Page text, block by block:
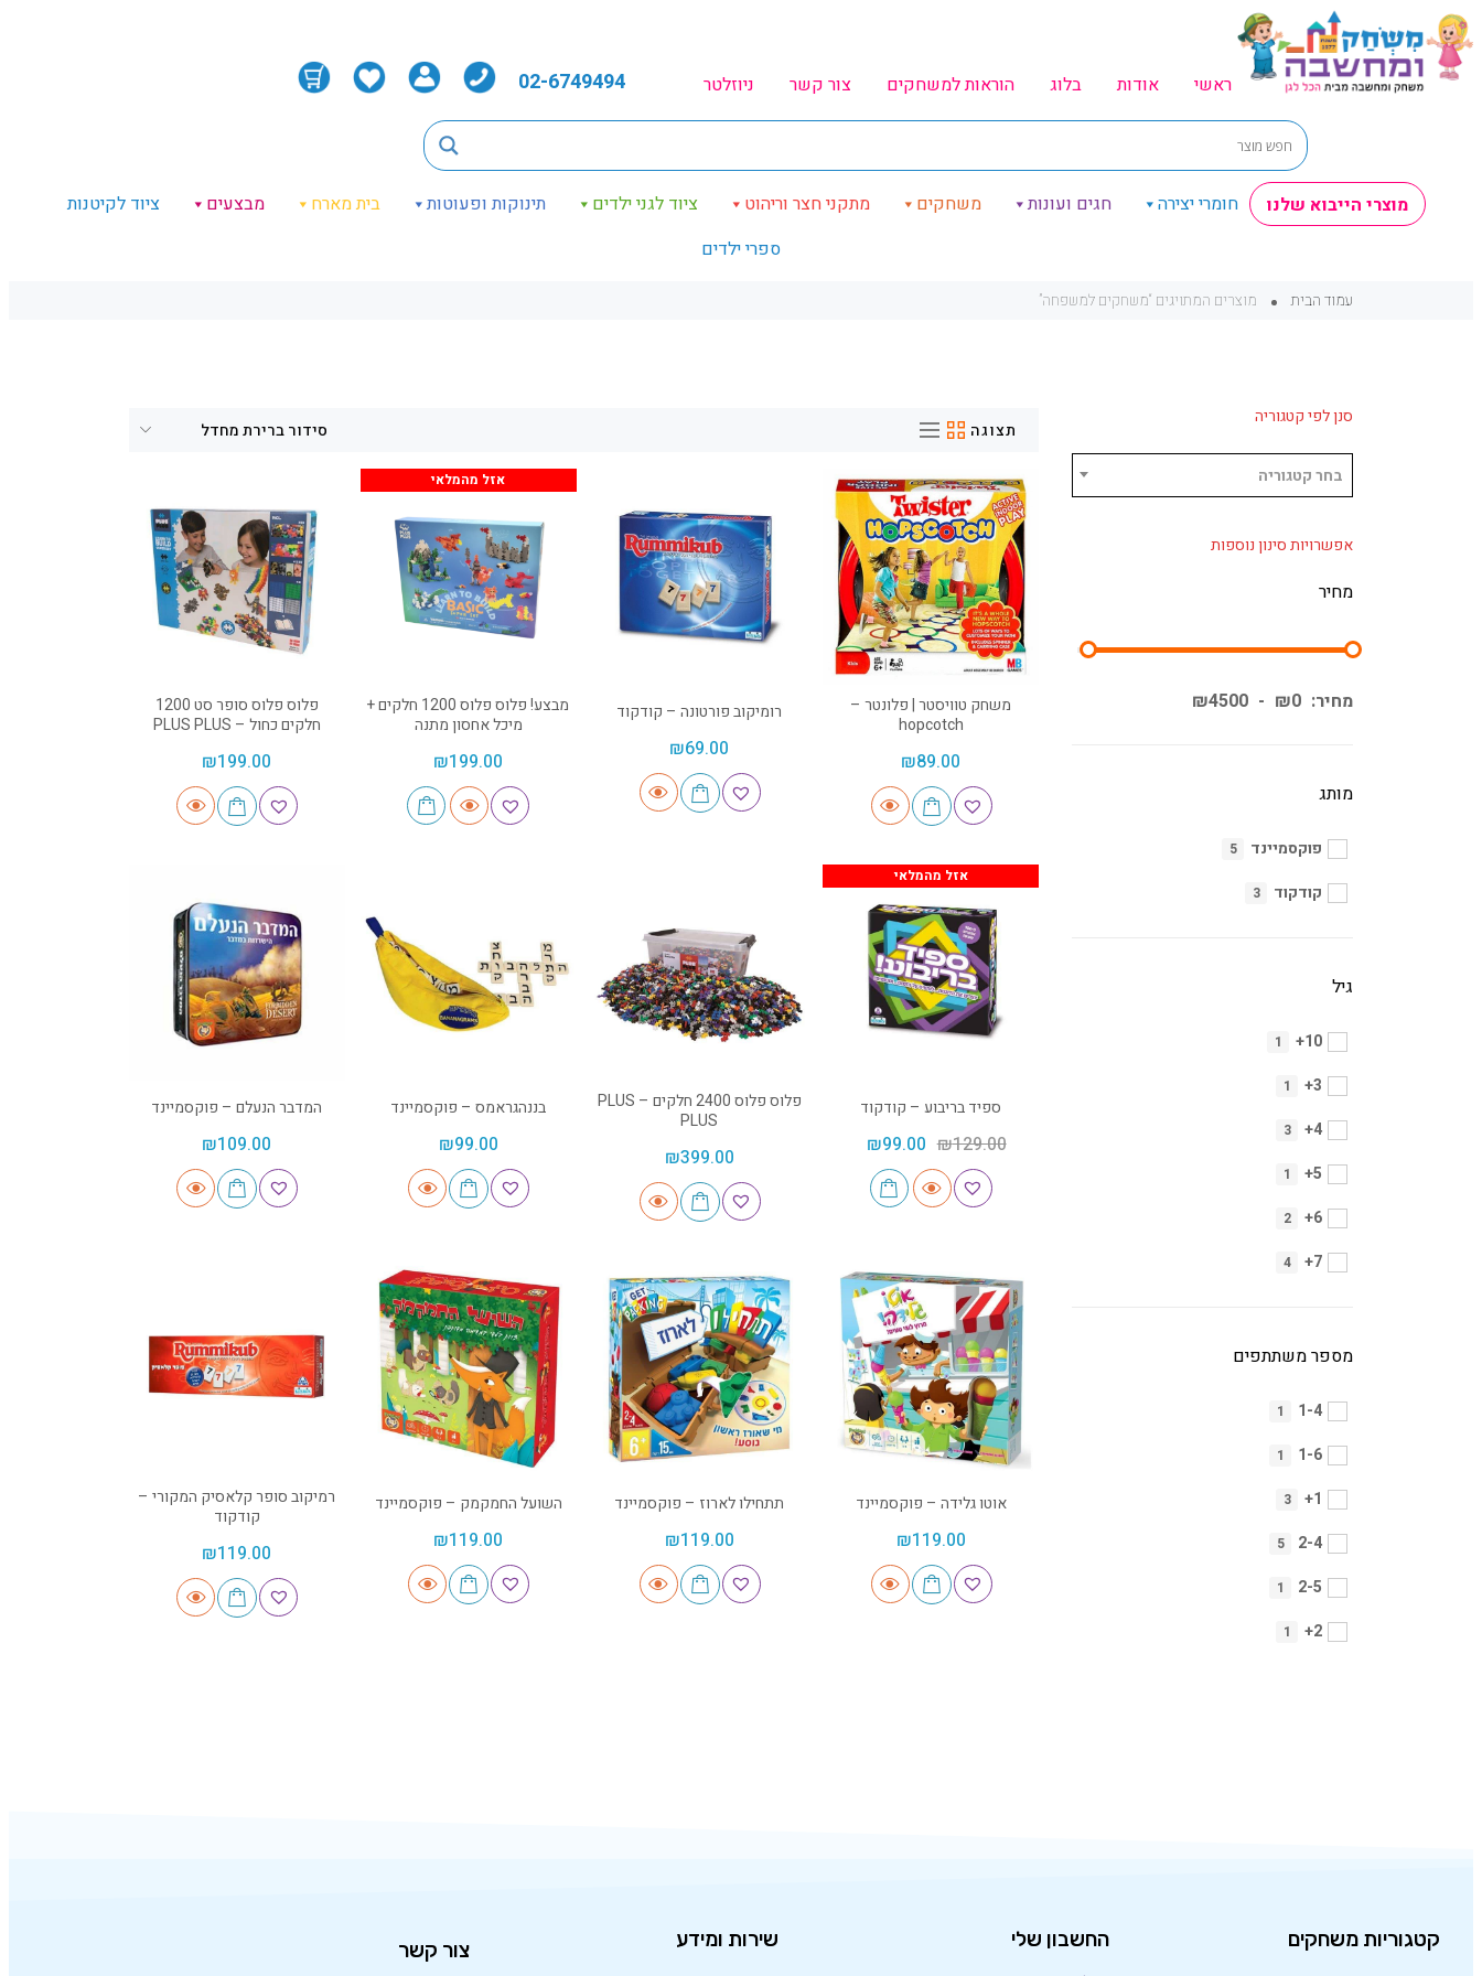
ראשי אודות בלוג הוראות למשחקים צור קשר ניוזלטר 02-6749494
מוצרי הייבוא שלנו חומרי יצירה חגים ועונות משחקים מתקני חצר וריהוט ציוד לגני ילדים תינוקות ופעוטות בית מארח מבצעים
ציוד לקיטנות
ספרי ילדים
עמוד הבית מוצרים המתויגים “משחקים למשפחה”
סנן לפי קטגוריה
בחר קטגוריה
אפשרויות סינון נוספות
מחיר
מחיר: ₪0
-
₪4500
מותג
פוקסמיינד 5
קודקוד 3
גיל
10+
1
3+
1
4+
3
5+
1
6+
2
7+
4
מספר משתתפים
1-4
1
1-6
1
1+
3
2-4
5
2-5
1
2+
1
תצוגה
משחק טוויסטר | פלונטר –
hopcotch
₪89.00
רומיקוב פורטונה – קודקוד
₪69.00
אזל מהמלאי
מבצע! פלוס פלוס 1200 חלקים +
מיכל אחסון מתנה
₪199.00
פלוס פלוס סופר סט 1200
חלקים כחול – PLUS PLUS
₪199.00
אזל מהמלאי
ספיד בריבוע – קודקוד
₪129.00
₪99.00
פלוס פלוס 2400 חלקים – PLUS
PLUS
₪399.00
בננהגראמס – פוקסמיינד
₪99.00
המדבר הנעלם – פוקסמיינד
₪109.00
אוטו גלידה – פוקסמיינד
₪119.00
תתחילו לארוז – פוקסמיינד
₪119.00
השועל החמקמק – פוקסמיינד
₪119.00
רמיקוב סופר קלאסיק המקורי –
קודקוד
₪119.00
קטגוריות משחקים החשבון שלי שירות ומידע צור קשר